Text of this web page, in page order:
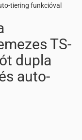
tiering funkcióval
TS-
dupla
auto-